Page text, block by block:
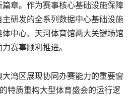
章。作为赛事核心基础设施保障
研发的全系列数据中心基础设施
中心、天河体育馆两大关键场馆
赛事顺利推进。
湾区展现协同办赛能力的重要窗
特质重构大型体育盛会的运行逻